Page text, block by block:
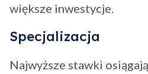
większe inwestycje.
Specjalizacja
Najwyższe stawki